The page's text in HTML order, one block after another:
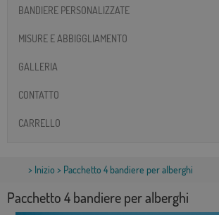
BANDIERE PERSONALIZZATE
MISURE E ABBIGGLIAMENTO
GALLERIA
CONTATTO
CARRELLO
> Inizio > Pacchetto 4 bandiere per alberghi
Pacchetto 4 bandiere per alberghi